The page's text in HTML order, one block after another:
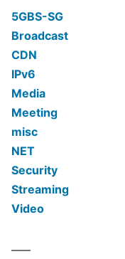
5GBS-SG
Broadcast
CDN
IPv6
Media
Meeting
misc
NET
Security
Streaming
Video